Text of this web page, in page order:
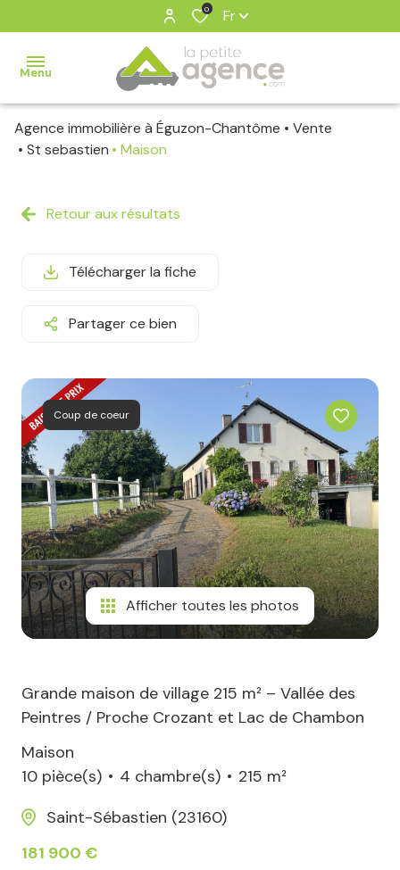
0 Fr
Menu
ventes
notre
contact
Agence immobilière à Éguzon-Chantôme
Vente
St sebastien
Maison
Retour aux résultats
Télécharger la fiche
Partager ce bien
Coup de coeur
Afficher toutes les photos
Grande maison de village 215 m² – Vallée des
Peintres / Proche Crozant et Lac de Chambon
Maison
10 pièce(s)
4 chambre(s)
215 m²
Saint-Sébastien (23160)
181 900 €